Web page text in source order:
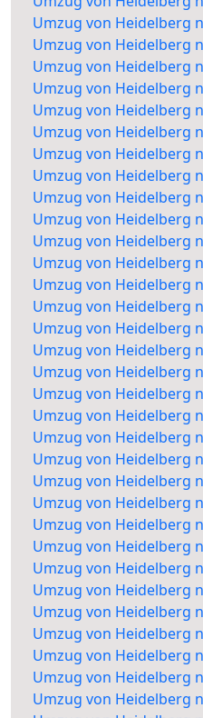
Umzug von Heidelberg
Umzug von Heidelberg
Umzug von Heidelberg
Umzug von Heidelberg
Umzug von Heidelberg
Umzug von Heidelberg
Umzug von Heidelberg
Umzug von Heidelberg
Umzug von Heidelberg
Umzug von Heidelberg
Umzug von Heidelberg
Umzug von Heidelberg
Umzug von Heidelberg
Umzug von Heidelberg
Umzug von Heidelberg
Umzug von Heidelberg
Umzug von Heidelberg
Umzug von Heidelberg
Umzug von Heidelberg
Umzug von Heidelberg
Umzug von Heidelberg
Umzug von Heidelberg
Umzug von Heidelberg
Umzug von Heidelberg
Umzug von Heidelberg
Umzug von Heidelberg
Umzug von Heidelberg
Umzug von Heidelberg
Umzug von Heidelberg
Umzug von Heidelberg
Umzug von Heidelberg
Umzug von Heidelberg